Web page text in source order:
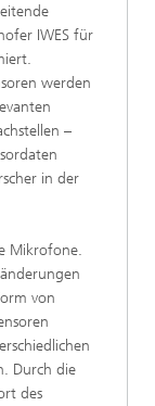
IWES für
werden
–
in der
Mikrofone.
von
Durch die
des